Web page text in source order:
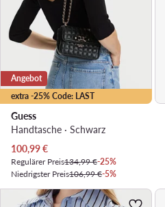
extra -25% Code: LAST
Angebot
Guess
Handtasche · Schwarz
Aktueller Preis
100,99€
Regulärer Preis134,99 €-25%
Niedrigster Preis106,99 €-5%